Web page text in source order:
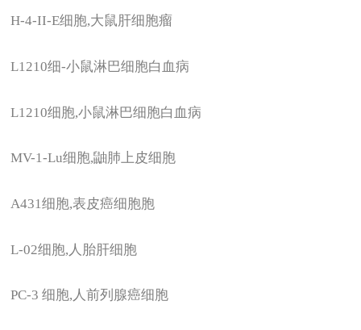
H-4-II-E细胞,大鼠肝细胞瘤
L1210细-小鼠淋巴细胞白血病
L1210细胞,小鼠淋巴细胞白血病
MV-1-Lu细胞,鼬肺上皮细胞
A431细胞,表皮癌细胞胞
L-02细胞,人胎肝细胞
PC-3细胞,人前列腺癌细胞